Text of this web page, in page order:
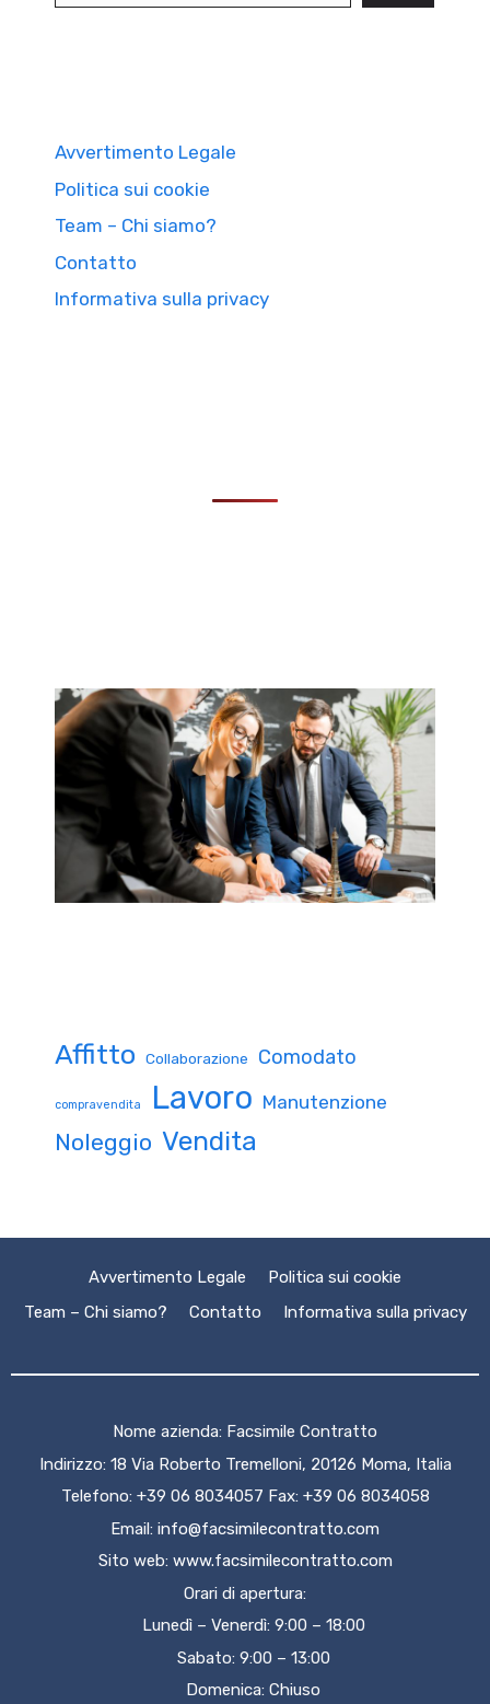
Avvertimento Legale
Politica sui cookie
Team – Chi siamo?
Contatto
Informativa sulla privacy
Affitto Collaborazione Comodato
compravendita Lavoro Manutenzione
Noleggio Vendita
Avvertimento Legale
Politica sui cookie
Team – Chi siamo?
Contatto Informativa sulla privacy
Nome azienda: Facsimile Contratto
Indirizzo: 18 Via Roberto Tremelloni, 20126 Moma, Italia
Telefono: +39 06 8034057 Fax: +39 06 8034058
Email: info@facsimilecontratto.com
Sito web: www.facsimilecontratto.com
Orari di apertura:
Lunedì – Venerdì: 9:00 – 18:00
Sabato: 9:00 – 13:00
Domenica: Chiuso